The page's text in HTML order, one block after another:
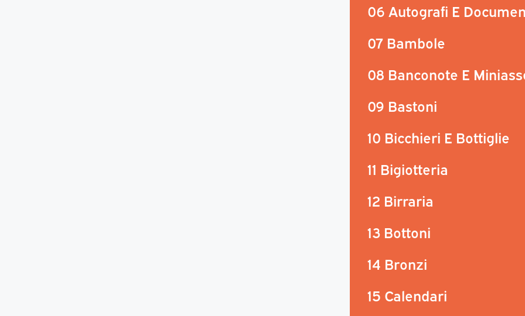
06 Autografi E
07 Bambole
08 Banconote E
09 Bastoni
10 Bicchieri E Bottiglie
11 Bigiotteria
12 Birraria
13 Bottoni
14 Bronzi
15 Calendari